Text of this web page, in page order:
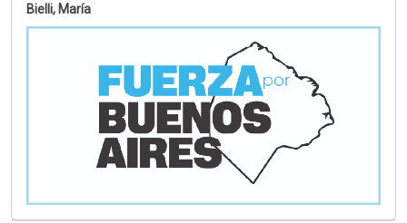
Bielli, María